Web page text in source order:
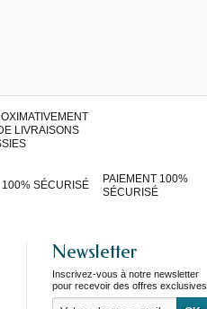
LIVRAISONS
PAIEMENT 100%
SÉCURISÉ
Newsletter
Inscrivez-vous à notre newsletter
pour recevoir des offres exclusives